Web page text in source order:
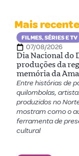
Mais
FILMES, SÉRIES E TV
07/08/2026
Dia Nacional do
produções da
memória da
Entre histórias de
quilombolas,
produzidos no
mostram como o
ferramenta de
cultural